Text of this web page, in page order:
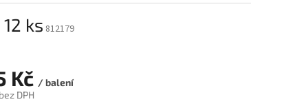
ks 812179
Kč / balení
DPH